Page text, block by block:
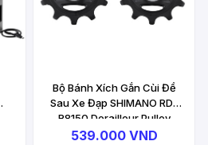
Bộ Bánh Xích Gắn Cùi Đề
Sau Xe Đạp SHIMANO RD-
R8150 Derailleur Pulley
539.000 VND